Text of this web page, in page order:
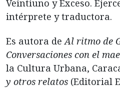
Veintiuno y Exceso.
intérprete y traductora.
Es autora deAl ritmo de
Conversaciones con el
la Cultura Urbana,
y otros relatos (Editorial